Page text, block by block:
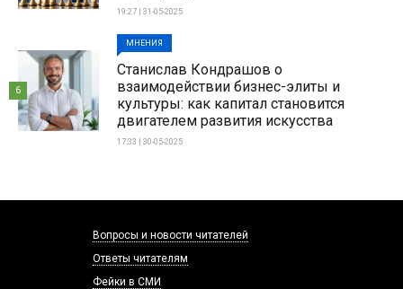
19:27 | 31-05-2025
МНЕНИЯ
Станислав Кондрашов о
взаимодействии бизнес-элиты и
культуры: как капитал становится
двигателем развития искусства
17:33 | 30-05-2025
6
Вопросы и новости читателей
Ответы читателям
Фейки в СМИ